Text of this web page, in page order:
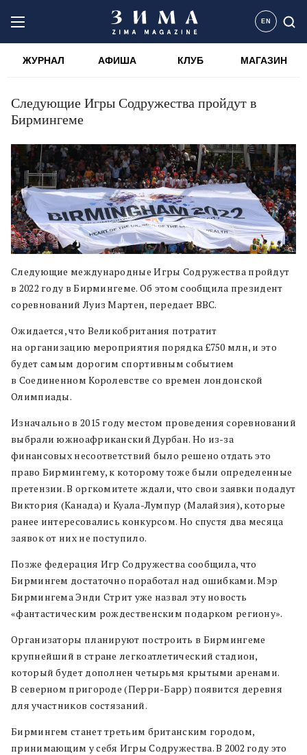
EN
ЖУРНАЛ АФИША КЛУБ МАГАЗИН
Следующие Игры Содружества пройдут в
Бирмингеме
Следующие международные Игры Содружества пройдут
в 2022 году в Бирмингеме. Об этом сообщила президент
соревнований Луиз Мартен, передает BBC.
Ожидается, что Великобритания потратит
на организацию мероприятия порядка £750 млн, и это
будет самым дорогим спортивным событием
в Соединенном Королевстве со времен лондонской
Олимпиады.
Изначально в 2015 году местом проведения соревнований
выбрали южноафриканский Дурбан. Но из-за
финансовых несоответствий было решено отдать это
право Бирмингему, к которому тоже были определенные
претензии. В оргкомитете ждали, что свои заявки подадут
Виктория (Канада) и Куала-Лумпур (Малайзия), которые
ранее интересовались конкурсом. Но спустя два месяца
заявок от них не поступило.
Позже федерация Игр Содружества сообщила, что
Бирмингем достаточно поработал над ошибками. Мэр
Бирмингема Энди Стрит уже назвал эту новость
«фантастическим рождественским подарком региону».
Организаторы планируют построить в Бирмингеме
крупнейший в стране легкоатлетический стадион,
который будет дополнен четырьмя крытыми аренами.
В северном пригороде (Перри-Барр) появится деревня
для участников состязаний.
Бирмингем станет третьим британским городом,
принимающим у себя Игры Содружества. В 2002 году это